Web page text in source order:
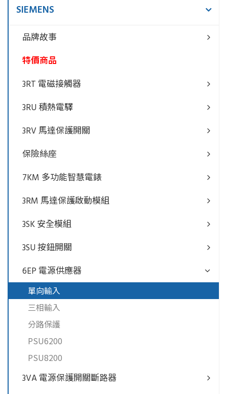
SIEMENS
品牌故事
特價商品
3RT 電磁接觸器
3RU 積熱電驛
3RV 馬達保護開關
保險絲座
7KM 多功能智慧電錶
3RM 馬達保護啟動模組
3SK 安全模組
3SU 按鈕開關
6EP 電源供應器
單向輸入
三相輸入
分路保護
PSU6200
PSU8200
3VA 電源保護開關斷路器